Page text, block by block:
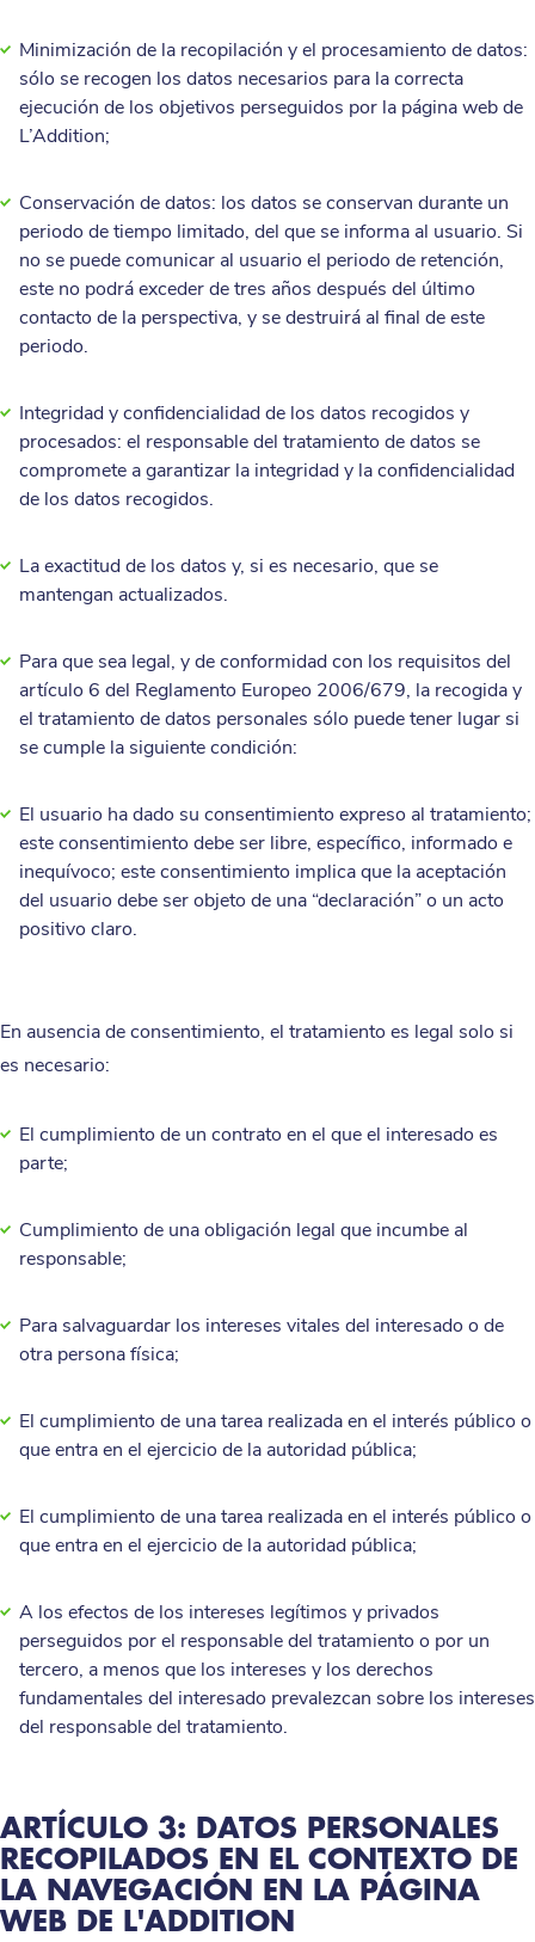
Minimización de la recopilación y el procesamiento de datos:
sólo se recogen los datos necesarios para la correcta
ejecución de los objetivos perseguidos por la página web de
L’Addition;
Conservación de datos: los datos se conservan durante un
periodo de tiempo limitado, del que se informa al usuario. Si
no se puede comunicar al usuario el periodo de retención,
este no podrá exceder de tres años después del último
contacto de la perspectiva, y se destruirá al final de este
periodo.
Integridad y confidencialidad de los datos recogidos y
procesados: el responsable del tratamiento de datos se
compromete a garantizar la integridad y la confidencialidad
de los datos recogidos.
La exactitud de los datos y, si es necesario, que se
mantengan actualizados.
Para que sea legal, y de conformidad con los requisitos del
artículo 6 del Reglamento Europeo 2006/679, la recogida y
el tratamiento de datos personales sólo puede tener lugar si
se cumple la siguiente condición:
El usuario ha dado su consentimiento expreso al tratamiento;
este consentimiento debe ser libre, específico, informado e
inequívoco; este consentimiento implica que la aceptación
del usuario debe ser objeto de una “declaración” o un acto
positivo claro.
En ausencia de consentimiento, el tratamiento es legal solo si
es necesario:
El cumplimiento de un contrato en el que el interesado es
parte;
Cumplimiento de una obligación legal que incumbe al
responsable;
Para salvaguardar los intereses vitales del interesado o de
otra persona física;
El cumplimiento de una tarea realizada en el interés público o
que entra en el ejercicio de la autoridad pública;
El cumplimiento de una tarea realizada en el interés público o
que entra en el ejercicio de la autoridad pública;
A los efectos de los intereses legítimos y privados
perseguidos por el responsable del tratamiento o por un
tercero, a menos que los intereses y los derechos
fundamentales del interesado prevalezcan sobre los intereses
del responsable del tratamiento.
ARTÍCULO 3: DATOS PERSONALES
RECOPILADOS EN EL CONTEXTO DE
LA NAVEGACIÓN EN LA PÁGINA
WEB DE L'ADDITION